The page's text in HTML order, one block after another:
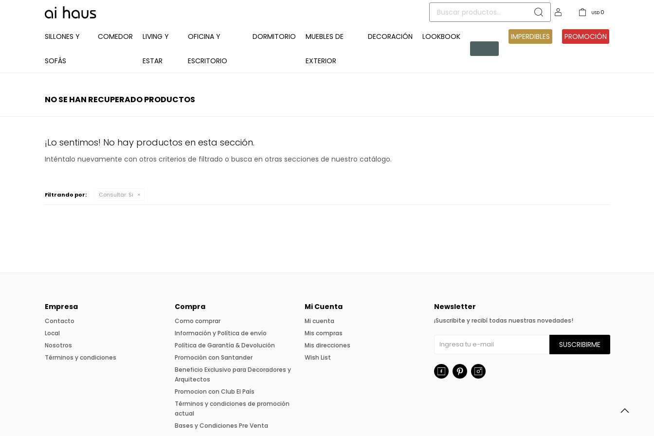
SILLONES Y
SOFÁS
COMEDOR LIVING Y
ESTAR
OFICINA Y
ESCRITORIO
DORMITORIO MUEBLES DE
EXTERIOR
DECORACIÓN LOOKBOOK IMPERDIBLES PROMOCIÓN
USD 0
NO SE HAN RECUPERADO PRODUCTOS
¡Lo sentimos! No hay productos en esta sección.
Inténtalo nuevamente con otros criterios de filtrado o busca en otras secciones de nuestro catálogo.
Filtrando por: Consultar: Si
Empresa
Contacto
Local
Nosotros
Términos y condiciones
Compra
Como comprar
Información y Política de envío
Política de Garantía & Devolución
Promoción con Santander
Beneficio Exclusivo para Decoradores y
Arquitectos
Promocion con Club El País
Términos y condiciones de promoción
actual
Bases y Condiciones Pre Venta
Mi Cuenta
Mi cuenta
Mis compras
Mis direcciones
Wish List
Newsletter
¡Suscribite y recibí todas nuestras novedades!
SUSCRIBIRME
  